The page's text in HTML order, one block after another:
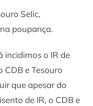
Selic,
poupança.
incidimos o IR de
CDB e Tesouro
que apesar do
de IR, o CDB e